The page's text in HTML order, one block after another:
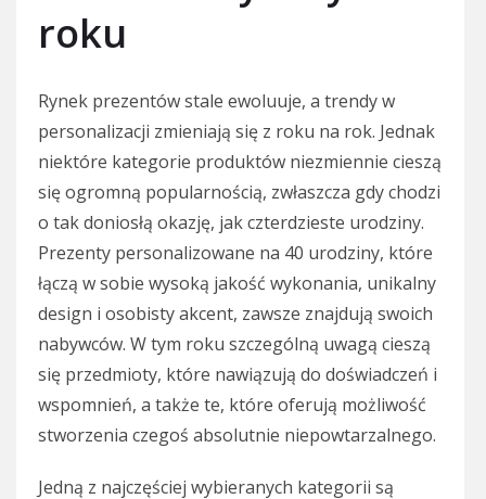
roku
Rynek prezentów stale ewoluuje, a trendy w
personalizacji zmieniają się z roku na rok. Jednak
niektóre kategorie produktów niezmiennie cieszą
się ogromną popularnością, zwłaszcza gdy chodzi
o tak doniosłą okazję, jak czterdzieste urodziny.
Prezenty personalizowane na 40 urodziny, które
łączą w sobie wysoką jakość wykonania, unikalny
design i osobisty akcent, zawsze znajdują swoich
nabywców. W tym roku szczególną uwagą cieszą
się przedmioty, które nawiązują do doświadczeń i
wspomnień, a także te, które oferują możliwość
stworzenia czegoś absolutnie niepowtarzalnego.
Jedną z najczęściej wybieranych kategorii są